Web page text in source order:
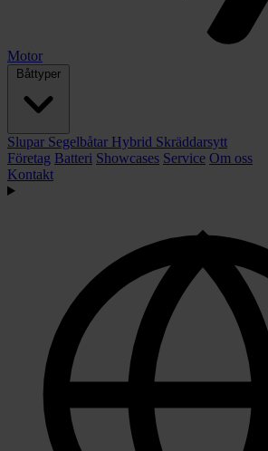
Motor
Båttyper
Slupar Segelbåtar Hybrid Skräddarsytt
Företag Batteri Showcases Service Om oss
Kontakt